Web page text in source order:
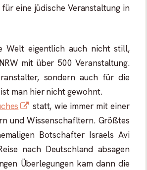
eine jüdische Veranstaltung in
Welt eigentlich auch nicht still,
mit über 500 Veranstaltung.
sondern auch für die
man hier nicht gewohnt.
In
neuem
Fenster
öffnen
statt, wie immer mit einer
und Wissenschafltern. Größtes
Botschafter Israels Avi
nach Deutschland absagen
Überlegungen kam dann die